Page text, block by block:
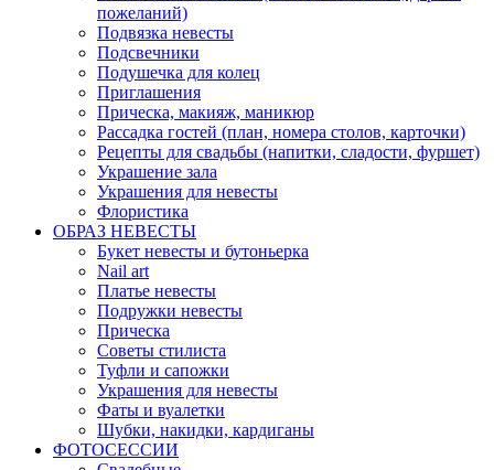
пожеланий)
Подвязка невесты
Подсвечники
Подушечка для колец
Приглашения
Прическа, макияж, маникюр
Рассадка гостей (план, номера столов, карточки)
Рецепты для свадьбы (напитки, сладости, фуршет)
Украшение зала
Украшения для невесты
Флористика
ОБРАЗ НЕВЕСТЫ
Букет невесты и бутоньерка
Nail art
Платье невесты
Подружки невесты
Прическа
Советы стилиста
Туфли и сапожки
Украшения для невесты
Фаты и вуалетки
Шубки, накидки, кардиганы
ФОТОСЕССИИ